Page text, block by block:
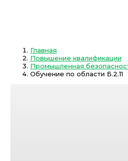
Главная
Повышение квалификации
Промышленная
Обучение по области Б.2.11